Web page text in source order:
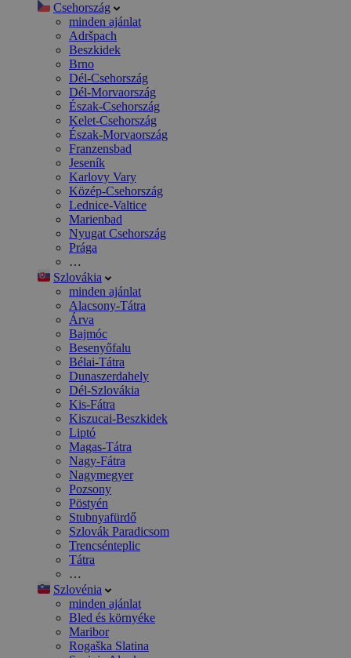
Csehország
minden ajánlat
Adršpach
Beszkidek
Brno
Dél-Csehország
Dél-Morvaország
Észak-Csehország
Kelet-Csehország
Észak-Morvaország
Franzensbad
Jeseník
Karlovy Vary
Közép-Csehország
Lednice-Valtice
Marienbad
Nyugat Csehország
Prága
…
Szlovákia
minden ajánlat
Alacsony-Tátra
Árva
Bajmóc
Besenyőfalu
Bélai-Tátra
Dunaszerdahely
Dél-Szlovákia
Kis-Fátra
Kiszucai-Beszkidek
Liptó
Magas-Tátra
Nagy-Fátra
Nagymegyer
Pozsony
Pöstyén
Stubnyafürdő
Szlovák Paradicsom
Trencsénteplic
Tátra
…
Szlovénia
minden ajánlat
Bled és környéke
Maribor
Rogaška Slatina